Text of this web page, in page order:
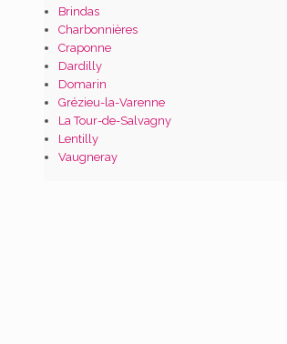
Brindas
Charbonnières
Craponne
Dardilly
Domarin
Grézieu-la-Varenne
La Tour-de-Salvagny
Lentilly
Vaugneray